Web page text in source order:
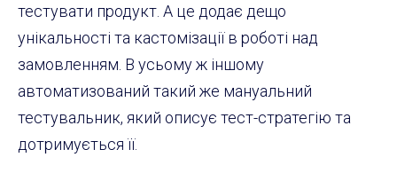
тестувати продукт. А це додає дещо
унікальності та кастомізації в роботі над
замовленням. В усьому ж іншому
автоматизований такий же мануальний
тестувальник, який описує тест-стратегію та
дотримується її.